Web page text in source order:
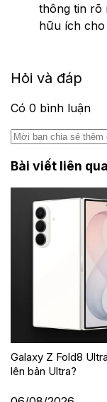
thông tin rõ
hữu ích cho
Hỏi và đáp
Có 0 bình luận
Bài viết liên
Galaxy Z Fold8
lên bản Ultra?